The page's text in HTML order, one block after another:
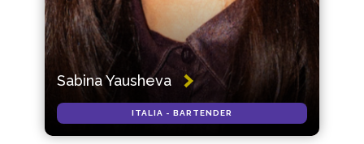
Sabina Yausheva
ITALIA - BARTENDER